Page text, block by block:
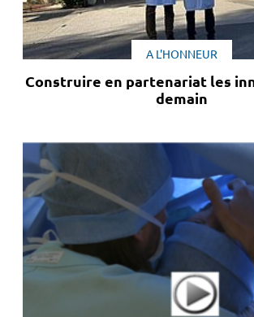
A L'HONNEUR
Construire en partenariat les
demain